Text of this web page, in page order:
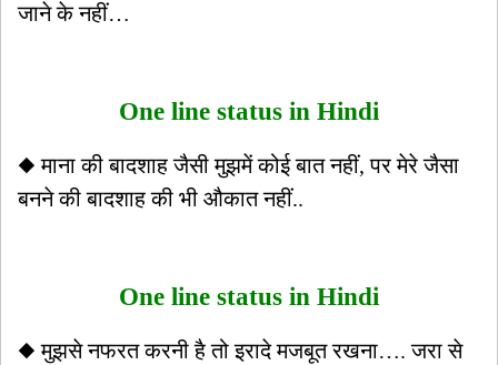
जाने के नहीं…
One line status in Hindi
◆ माना की बादशाह जैसी मुझमें कोई बात नहीं, पर मेरे जैसा
बनने की बादशाह की भी औकात नहीं..
One line status in Hindi
◆ मुझसे नफरत करनी है तो इरादे मजबूत रखना…. जरा से